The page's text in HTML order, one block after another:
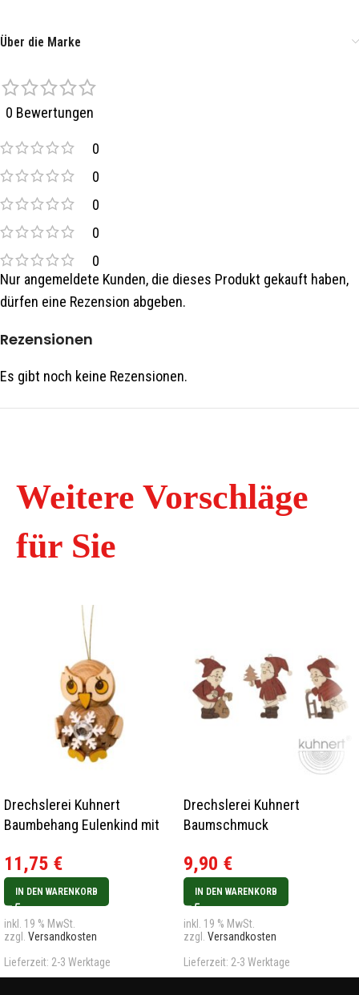
Über die Marke
0 Bewertungen
0
0
0
0
0
Rezensionen
Es gibt noch keine Rezensionen.
Nur angemeldete Kunden, die dieses Produkt gekauft haben,
dürfen eine Rezension abgeben.
Weitere Vorschläge
für Sie
Drechslerei Kuhnert
Baumbehang Eulenkind mit
11,75 €
IN DEN WARENKORB
inkl. 19 % MwSt.
zzgl. Versandkosten
Lieferzeit: 2-3 Werktage
Drechslerei Kuhnert
Baumschmuck
Neu 2021
9,90 €
IN DEN WARENKORB
inkl. 19 % MwSt.
zzgl. Versandkosten
Lieferzeit: 2-3 Werktage